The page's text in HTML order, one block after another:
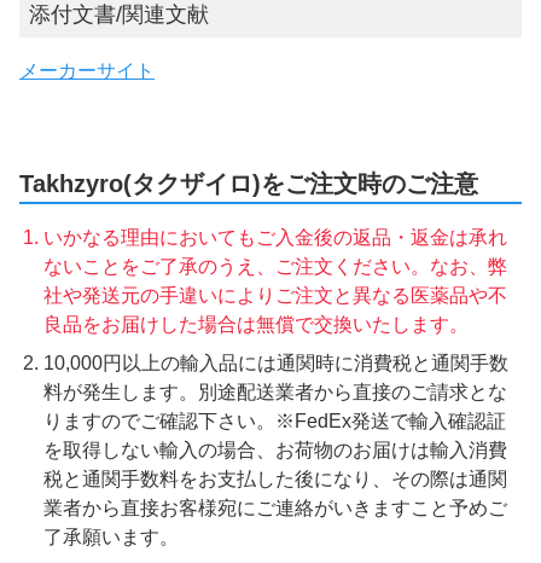
添付文書/関連文献
メーカーサイト
Takhzyro(タクザイロ)をご注文時のご注意
いかなる理由においてもご入金後の返品・返金は承れ
ないことをご了承のうえ、ご注文ください。なお、弊
社や発送元の手違いによりご注文と異なる医薬品や不
良品をお届けした場合は無償で交換いたします。
10,000円以上の輸入品には通関時に消費税と通関手数
料が発生します。別途配送業者から直接のご請求とな
りますのでご確認下さい。※FedEx発送で輸入確認証
を取得しない輸入の場合、お荷物のお届けは輸入消費
税と通関手数料をお支払した後になり、その際は通関
業者から直接お客様宛にご連絡がいきますこと予めご
了承願います。